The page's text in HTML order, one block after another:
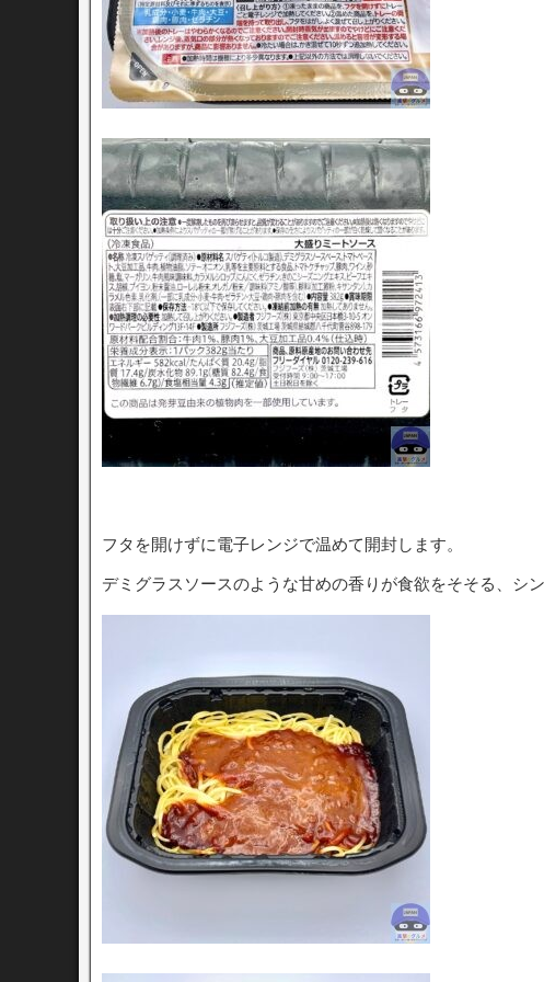
フタを開けずに電子レンジで温めて開封します。
デミグラスソースのような甘めの香りが食欲をそそる、シ